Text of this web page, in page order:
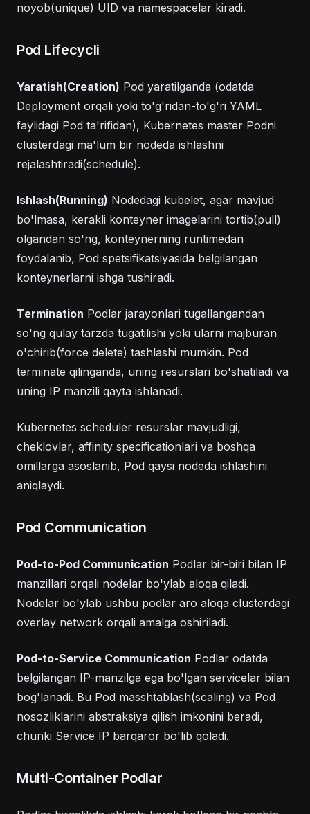
noyob(unique) UID va namespacelar kiradi.
Pod Lifecycli
Yaratish(Creation) Pod yaratilganda (odatda
Deployment orqali yoki to'g'ridan-to'g'ri YAML
faylidagi Pod ta'rifidan), Kubernetes master Podni
clusterdagi ma'lum bir nodeda ishlashni
rejalashtiradi(schedule).
Ishlash(Running) Nodedagi kubelet, agar mavjud
bo'lmasa, kerakli konteyner imagelarini tortib(pull)
olgandan so'ng, konteynerning runtimedan
foydalanib, Pod spetsifikatsiyasida belgilangan
konteynerlarni ishga tushiradi.
Termination Podlar jarayonlari tugallangandan
so'ng qulay tarzda tugatilishi yoki ularni majburan
o'chirib(force delete) tashlashi mumkin. Pod
terminate qilinganda, uning resurslari bo'shatiladi va
uning IP manzili qayta ishlanadi.
Kubernetes scheduler resurslar mavjudligi,
cheklovlar, affinity specificationlari va boshqa
omillarga asoslanib, Pod qaysi nodeda ishlashini
aniqlaydi.
Pod Communication
Pod-to-Pod Communication Podlar bir-biri bilan IP
manzillari orqali nodelar bo'ylab aloqa qiladi.
Nodelar bo'ylab ushbu podlar aro aloqa clusterdagi
overlay network orqali amalga oshiriladi.
Pod-to-Service Communication Podlar odatda
belgilangan IP-manzilga ega bo'lgan servicelar bilan
bog'lanadi. Bu Pod masshtablash(scaling) va Pod
nosozliklarini abstraksiya qilish imkonini beradi,
chunki Service IP barqaror bo'lib qoladi.
Multi-Container Podlar